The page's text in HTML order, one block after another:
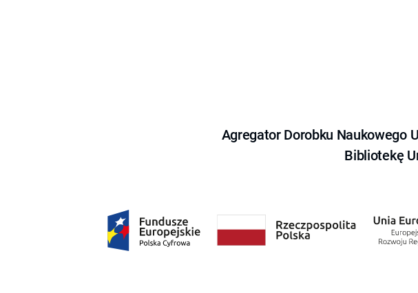
Agregator Dorobku Naukowego
Bibliotekę